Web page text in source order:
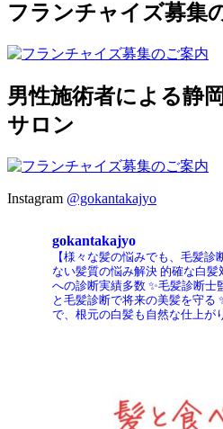
フランチャイズ募集
男性施術者による静
サロン
Instagram @gokantakajyo
gokantakajyo
【様々な髪の悩みでも、毛髪診
ない髪質の悩み解決 的確な白髪
への診断実績多数 ✨毛髪診断士
と毛髪診断で将来の美髪を守る
で、根元の白髪も自然な仕上が